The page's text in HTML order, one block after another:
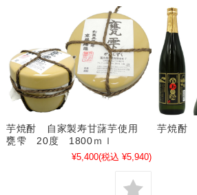
芋焼酎 自家製寿甘藷芋使用
甕雫 20度 1800ｍｌ
¥5,400(税込 ¥5,940)
芋焼酎